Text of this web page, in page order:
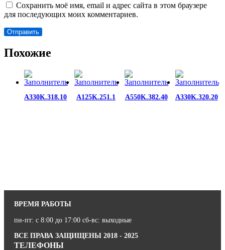
Сохранить моё имя, email и адрес сайта в этом браузере
для последующих моих комментариев.
Похожие
A330K.318.10 A125K.251.1 A550K.382.40 A330K.320.20
ВРЕМЯ РАБОТЫ
пн-пт: с 8:00 до 17:00 сб-вс: выходные
ВСЕ ПРАВА ЗАЩИЩЕНЫ 2018 - 2025
ТЕЛЕФОНЫ